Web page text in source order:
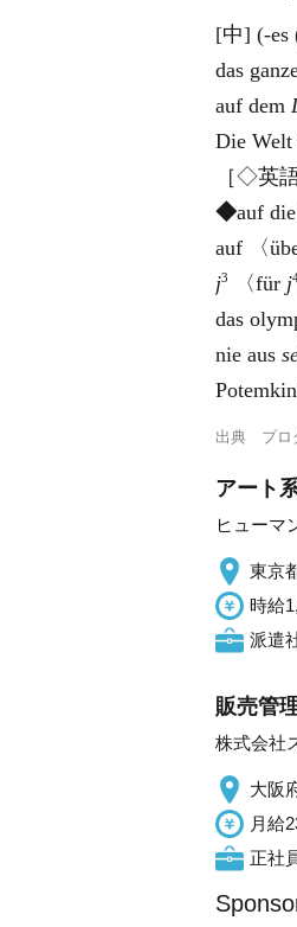
[中] (-es
das
auf dem
Die Welt
［◇英
◆auf
auf 〈
j3 〈für j
das
nie aus
出典 プロ
アート
ヒューマ
東京
時給
派遣
販売管
株式会社
大阪
月給
正社